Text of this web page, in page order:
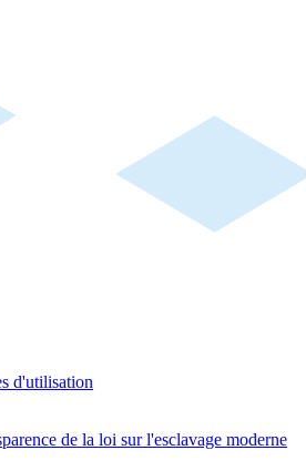
d'utilisation
de la loi sur l'esclavage moderne